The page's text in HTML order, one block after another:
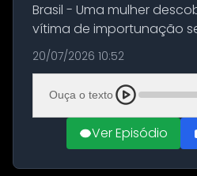
Brasil - Uma mulher
vítima de importunação
assistir a um vídeo que
treinava na academia de
Feira de Santana, na Bahia.
20/07/2026 10:52
Ouça o texto
Ver Episódio